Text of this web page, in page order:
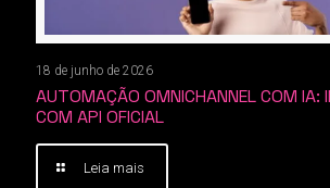
18 de junho de 2026
AUTOMAÇÃO OMNICHANNEL COM IA:
COM API OFICIAL
Leia mais